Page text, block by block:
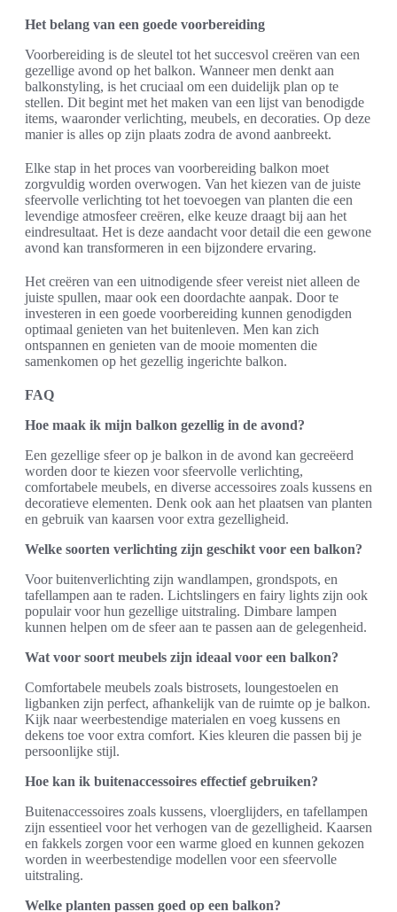
Het belang van een goede voorbereiding
Voorbereiding is de sleutel tot het succesvol creëren van een
gezellige avond op het balkon. Wanneer men denkt aan
balkonstyling, is het cruciaal om een duidelijk plan op te
stellen. Dit begint met het maken van een lijst van benodigde
items, waaronder verlichting, meubels, en decoraties. Op deze
manier is alles op zijn plaats zodra de avond aanbreekt.
Elke stap in het proces van voorbereiding balkon moet
zorgvuldig worden overwogen. Van het kiezen van de juiste
sfeervolle verlichting tot het toevoegen van planten die een
levendige atmosfeer creëren, elke keuze draagt bij aan het
eindresultaat. Het is deze aandacht voor detail die een gewone
avond kan transformeren in een bijzondere ervaring.
Het creëren van een uitnodigende sfeer vereist niet alleen de
juiste spullen, maar ook een doordachte aanpak. Door te
investeren in een goede voorbereiding kunnen genodigden
optimaal genieten van het buitenleven. Men kan zich
ontspannen en genieten van de mooie momenten die
samenkomen op het gezellig ingerichte balkon.
FAQ
Hoe maak ik mijn balkon gezellig in de avond?
Een gezellige sfeer op je balkon in de avond kan gecreëerd
worden door te kiezen voor sfeervolle verlichting,
comfortabele meubels, en diverse accessoires zoals kussens en
decoratieve elementen. Denk ook aan het plaatsen van planten
en gebruik van kaarsen voor extra gezelligheid.
Welke soorten verlichting zijn geschikt voor een balkon?
Voor buitenverlichting zijn wandlampen, grondspots, en
tafellampen aan te raden. Lichtslingers en fairy lights zijn ook
populair voor hun gezellige uitstraling. Dimbare lampen
kunnen helpen om de sfeer aan te passen aan de gelegenheid.
Wat voor soort meubels zijn ideaal voor een balkon?
Comfortabele meubels zoals bistrosets, loungestoelen en
ligbanken zijn perfect, afhankelijk van de ruimte op je balkon.
Kijk naar weerbestendige materialen en voeg kussens en
dekens toe voor extra comfort. Kies kleuren die passen bij je
persoonlijke stijl.
Hoe kan ik buitenaccessoires effectief gebruiken?
Buitenaccessoires zoals kussens, vloerglijders, en tafellampen
zijn essentieel voor het verhogen van de gezelligheid. Kaarsen
en fakkels zorgen voor een warme gloed en kunnen gekozen
worden in weerbestendige modellen voor een sfeervolle
uitstraling.
Welke planten passen goed op een balkon?